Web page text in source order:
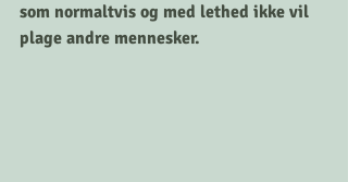
som normaltvis og med lethed ikke vil
plage andre mennesker.